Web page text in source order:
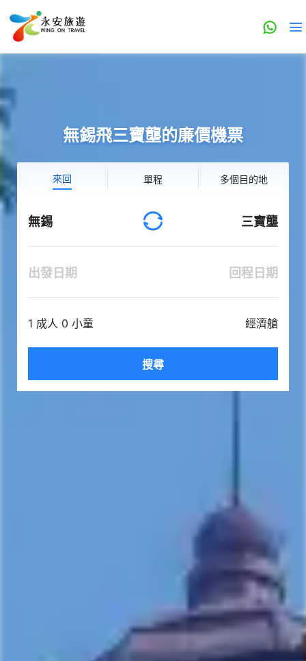
無錫飛三寶壟的廉價機票
來回 單程 多個目的地
無錫 三寶壟
出發日期 回程日期
1 成人 0 小童 經濟艙
搜尋